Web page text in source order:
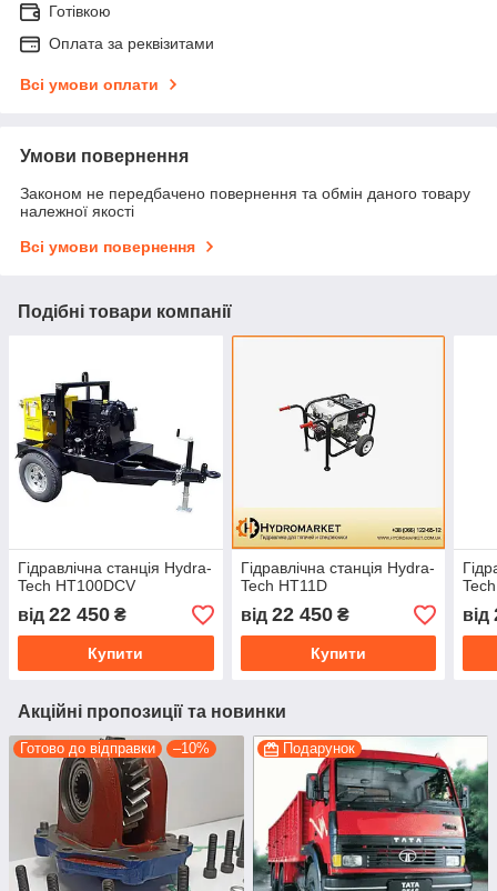
Готівкою
Оплата за реквізитами
Всі умови оплати
Умови повернення
Законом не передбачено повернення та обмін даного товару
належної якості
Всі умови повернення
Подібні товари компанії
Гідравлічна станція Hydra-
Teсh HT100DCV
від 22 450 ₴
Купити
Гідравлічна станція Hydra-
Teсh HT11D
від 22 450₴
Купити
від
Акційні пропозиції та новинки
Готово до відправки –10% Подарунок